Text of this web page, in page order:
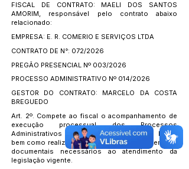
FISCAL DE CONTRATO: MAELI DOS SANTOS
AMORIM, responsável pelo contrato abaixo
relacionado:
EMPRESA: E. R. COMERIO E SERVIÇOS LTDA
CONTRATO DE N°: 072/2026
PREGÃO PRESENCIAL Nº 003/2026
PROCESSO ADMINISTRATIVO Nº 014/2026
GESTOR DO CONTRATO: MARCELO DA COSTA
BREGUEDO
Art. 2º. Compete ao fiscal o acompanhamento de
execução processual dos Processos
Administrativos de Despesas Públicas – PADP,
bem como realização de todos os atos materiais e
documentais necessários ao atendimento da
legislação vigente.